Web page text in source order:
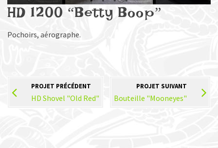
HD 1200 “Betty Boop”
Pochoirs, aérographe.
PROJET PRÉCÉDENT
HD Shovel "Old Red"
PROJET SUIVANT
Bouteille "Mooneyes"